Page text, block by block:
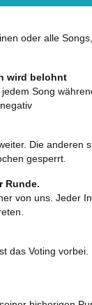
oder alle
wird belohnt
Song
Die anderen
gesperrt.
Runde.
von uns. Jeder
das Voting